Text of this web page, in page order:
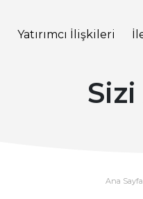
Yatırımcı İlişkileri
Sizi
Ana Sayfa